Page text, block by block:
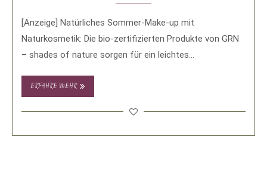
[Anzeige] Natürliches Sommer-Make-up mit
Naturkosmetik: Die bio-zertifizierten Produkte von GRN
– shades of nature sorgen für ein leichtes
ERFAHRE MEHR